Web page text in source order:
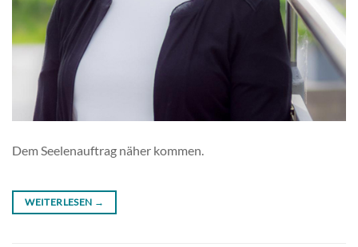
Dem Seelenauftrag näher kommen.
WEITERLESEN →